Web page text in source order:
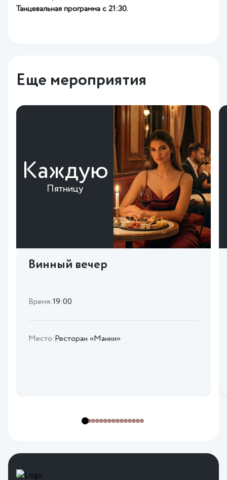
Танцевальная программа с 21:30.
Еще мероприятия
Каждую
Пятницу
Винный вечер
Время:19:00
Место:Ресторан «Манки»